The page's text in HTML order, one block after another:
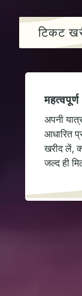
टिकट
अपनी
आधारित
खरीद लें,
जल्द ही